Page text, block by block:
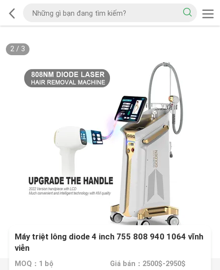
2/ 3
Máy triệt lông diode 4 inch 755 808 940 1064 vĩnh
viễn
MOQ：1 bộ Giá bán：2500$-2950$